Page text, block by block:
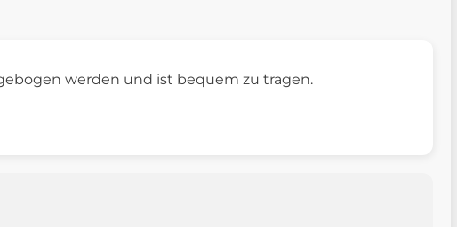
werden und ist bequem zu tragen.